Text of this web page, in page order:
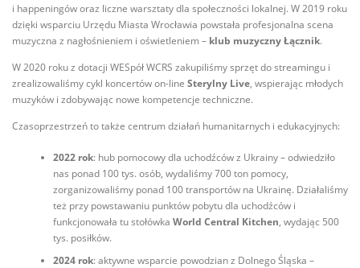
i happeningów oraz liczne warsztaty dla społeczności lokalnej. W 2019 roku
dzięki wsparciu Urzędu Miasta Wrocławia powstała profesjonalna scena
muzyczna z nagłośnieniem i oświetleniem – klub muzyczny Łącznik.
W 2020 roku z dotacji WESpół WCRS zakupiliśmy sprzęt do streamingu i
zrealizowaliśmy cykl koncertów on-line Sterylny Live, wspierając młodych
muzyków i zdobywając nowe kompetencje techniczne.
Czasoprzestrzeń to także centrum działań humanitarnych i edukacyjnych:
2022 rok: hub pomocowy dla uchodźców z Ukrainy – odwiedziło
nas ponad 100 tys. osób, wydaliśmy 700 ton pomocy,
zorganizowaliśmy ponad 100 transportów na Ukrainę. Działaliśmy
też przy powstawaniu punktów pobytu dla uchodźców i
funkcjonowała tu stołówka World Central Kitchen, wydając 500
tys. posiłków.
2024 rok: aktywne wsparcie powodzian z Dolnego Śląska –